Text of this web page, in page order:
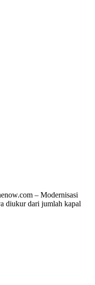
– Modernisasi
diukur dari jumlah kapal